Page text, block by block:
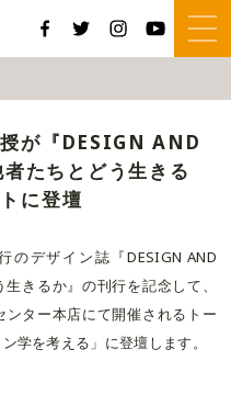
が『DESIGN AND
たちとどう生きる
に登壇
デザイン誌『DESIGN AND
きるか』の刊行を記念して、
ター本店にて開催されるトー
学を考える」に登壇します。